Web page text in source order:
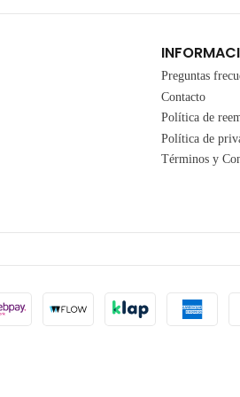
Preguntas
Contacto
Política de
Política de
Términos y